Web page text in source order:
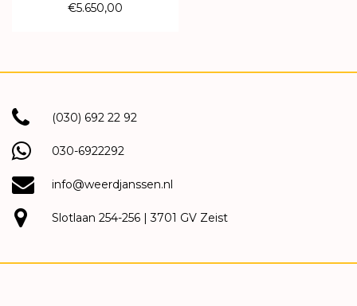
€5.650,00
(030) 692 22 92
030-6922292
info@weerdjanssen.nl
Slotlaan 254-256 | 3701 GV Zeist